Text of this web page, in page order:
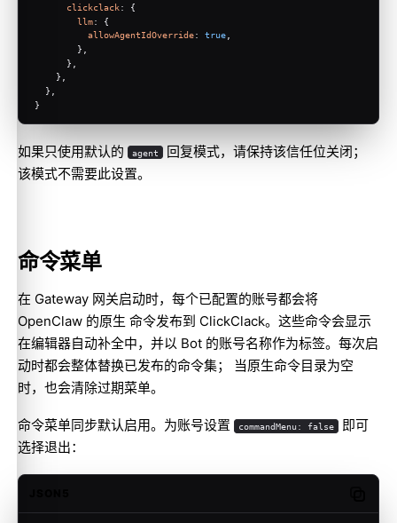
clickclack: {
llm: {
allowAgentIdOverride: true
        },
      },
    },
  },
}
如果只使用默认的 agent 回复模式，请保持该信任位关闭；
该模式不需要此设置。
命令菜单
在 Gateway 网关启动时，每个已配置的账号都会将
OpenClaw 的原生 命令发布到 ClickClack。这些命令会显示
在编辑器自动补全中，并以 Bot 的账号名称作为标签。每次启
动时都会整体替换已发布的命令集； 当原生命令目录为空
时，也会清除过期菜单。
命令菜单同步默认启用。为账号设置 commandMenu: false 即可
选择退出：